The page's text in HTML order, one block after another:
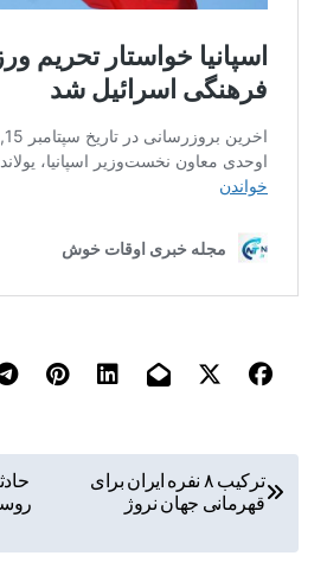
ه
ترکیب ۸ نفره ایران برای
قهرمانی جهان نروژ